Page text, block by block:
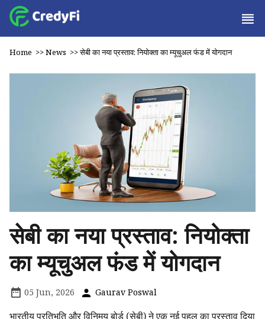
Home >>News >>सेबी का नया प्रस्ताव: नियोक्ता का म्यूचुअल फंड में योगदान
सेबी का नया प्रस्ताव: नियोक्ता
का म्यूचुअल फंड में योगदान
05 Jun, 2026 Gaurav Poswal
भारतीय प्रतिभूति और विनिमय बोर्ड (सेबी) ने एक नई पहल का प्रस्ताव दिया